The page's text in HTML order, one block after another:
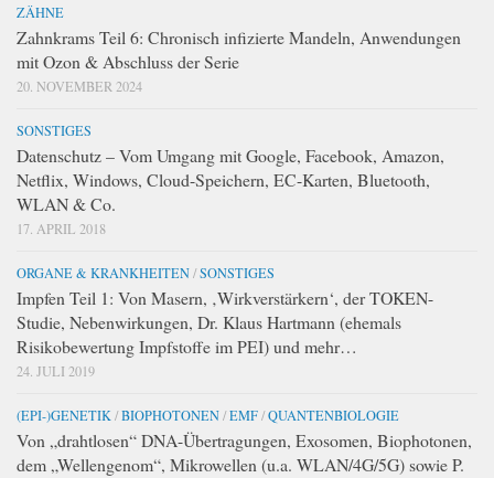
ZÄHNE
Zahnkrams Teil 6: Chronisch infizierte Mandeln, Anwendungen
mit Ozon & Abschluss der Serie
20. NOVEMBER 2024
SONSTIGES
Datenschutz – Vom Umgang mit Google, Facebook, Amazon,
Netflix, Windows, Cloud-Speichern, EC-Karten, Bluetooth,
WLAN & Co.
17. APRIL 2018
ORGANE & KRANKHEITEN/SONSTIGES
Impfen Teil 1: Von Masern, ‚Wirkverstärkern‘, der TOKEN-
Studie, Nebenwirkungen, Dr. Klaus Hartmann (ehemals
Risikobewertung Impfstoffe im PEI) und mehr…
24. JULI 2019
(EPI-)GENETIK /BIOPHOTONEN/EMF/QUANTENBIOLOGIE
Von „drahtlosen“ DNA-Übertragungen, Exosomen, Biophotonen,
dem „Wellengenom“, Mikrowellen (u.a. WLAN/4G/5G) sowie P.